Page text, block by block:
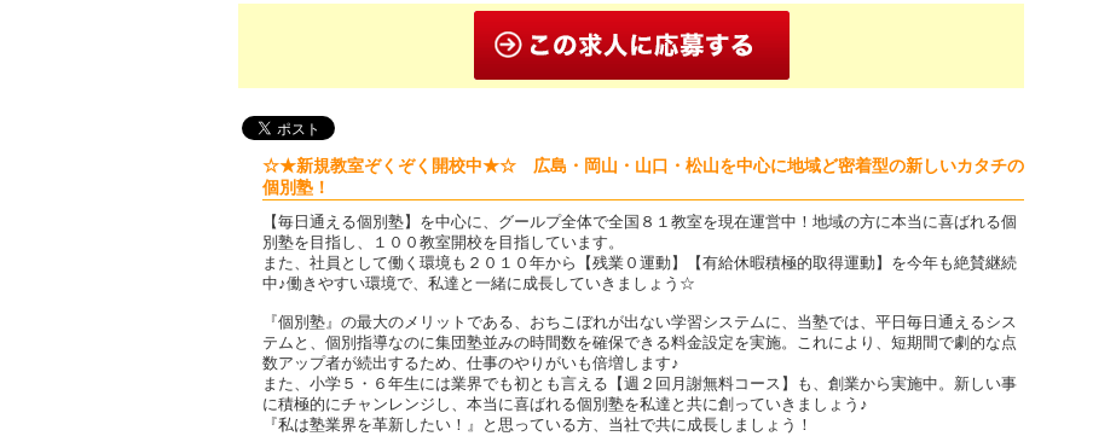
☆★新規教室ぞくぞく開校中★☆ 広島・岡山・山口・松山を中心に地域ど密着型の新しいカタチの
個別塾！
【毎日通える個別塾】を中心に、グールプ全体で全国８１教室を現在運営中！地域の方に本当に喜ばれる個
別塾を目指し、１００教室開校を目指しています。
また、社員として働く環境も２０１０年から【残業０運動】【有給休暇積極的取得運動】を今年も絶賛継続
中♪働きやすい環境で、私達と一緒に成長していきましょう☆
『個別塾』の最大のメリットである、おちこぼれが出ない学習システムに、当塾では、平日毎日通えるシス
テムと、個別指導なのに集団塾並みの時間数を確保できる料金設定を実施。これにより、短期間で劇的な点
数アップ者が続出するため、仕事のやりがいも倍増します♪
また、小学５・６年生には業界でも初とも言える【週２回月謝無料コース】も、創業から実施中。新しい事
に積極的にチャンレンジし、本当に喜ばれる個別塾を私達と共に創っていきましょう♪
『私は塾業界を革新したい！』と思っている方、当社で共に成長しましょう！